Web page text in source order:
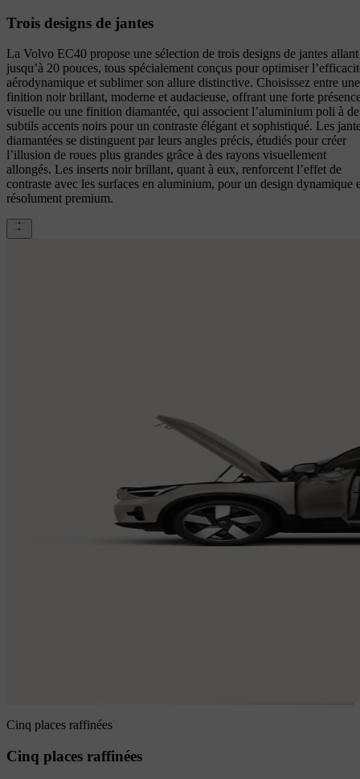
Trois designs de jantes
La Volvo EC40 propose une sélection de trois designs de jantes allant
jusqu’à 20 pouces, tous spécialement conçus pour optimiser
aérodynamique et sublimer son allure distinctive. Choisissez entre une
finition noir brillant, moderne et audacieuse, offrant une forte
visuelle ou une finition diamantée, qui associent l’aluminium poli à de
subtils accents noirs pour un contraste élégant et sophistiqué. Les
diamantées se distinguent par leurs angles précis, étudiés pour créer
l’illusion de roues plus grandes grâce à des rayons visuellement
allongés. Les inserts noir brillant, quant à eux, renforcent l’effet de
contraste avec les surfaces en aluminium, pour un design dynamique
résolument premium.
Cinq places raffinées
Cinq places raffinées